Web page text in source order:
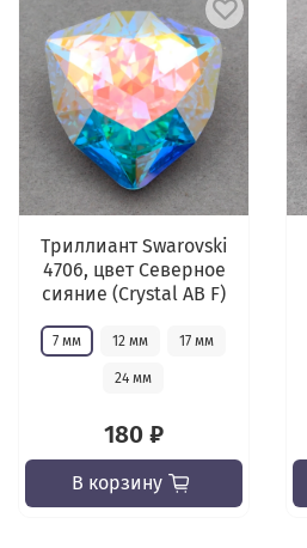
Триллиант Swarovski
4706, цвет Северное
сияние (Crystal AB F)
7 мм 12 мм 17 мм
24 мм
180 ₽
В корзину